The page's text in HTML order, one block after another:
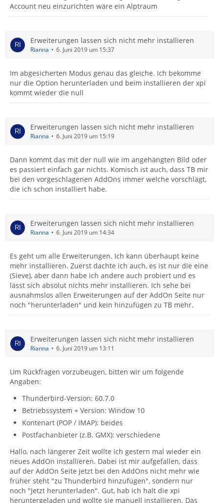
Account neu einzurichten wäre ein Alptraum
Erweiterungen lassen sich nicht mehr installieren
Rianna 6. Juni 2019 um 15:37
Im abgesicherten Modus genau das gleiche. Ich bekomme
nur die Option herunterladen und beim installieren der xpi
kommt wieder die null
Erweiterungen lassen sich nicht mehr installieren
Rianna 6. Juni 2019 um 15:19
Dann kommt das mit der null wie im angehängten Bild oder
es passiert einfach gar nichts. Komisch ist auch, dass TB mir
bei den vorgeschlagenen AddOns immer welche vorschlägt,
die ich schon installiert habe.
Erweiterungen lassen sich nicht mehr installieren
Rianna 6. Juni 2019 um 14:34
Es geht um alle Erweiterungen. Ich kann überhaupt keine
mehr installieren. Zuerst dachte ich auch, es ist nur die eine
(Sieve), aber dann habe ich andere auch probiert und es
lässt sich absolut nichts mehr installieren. Ich sehe bei
ausnahmslos allen Erweiterungen auf der AddOn Seite nur
noch "herunterladen" und kein hinzufügen zu TB mehr.
Erweiterungen lassen sich nicht mehr installieren
Rianna 6. Juni 2019 um 13:11
Um Rückfragen vorzubeugen, bitten wir um folgende
Angaben:
Thunderbird-Version: 60.7.0
Betriebssystem + Version: Window 10
Kontenart (POP / IMAP): beides
Postfachanbieter (z.B. GMX): verschiedene
Hallo, nach längerer Zeit wollte ich gestern mal wieder ein
neues AddOn installieren. Dabei ist mir aufgefallen, dass
auf der AddOn Seite jetzt bei den AddOns nicht mehr wie
früher steht "zu Thunderbird hinzufügen", sondern nur
noch "Jetzt herunterladen". Gut, hab ich halt die xpi
heruntergeladen und wollte sie manuell installieren. Das